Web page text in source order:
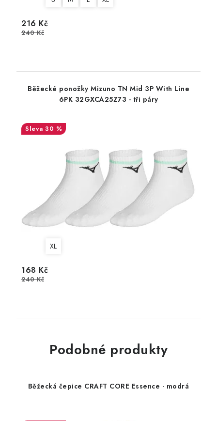
216 Kč
240 Kč
Běžecké ponožky Mizuno TN Mid 3P With Line
6PK 32GXCA25Z73 - tři páry
30 %
XL
168 Kč
240 Kč
Podobné produkty
Běžecká čepice CRAFT CORE Essence - modrá